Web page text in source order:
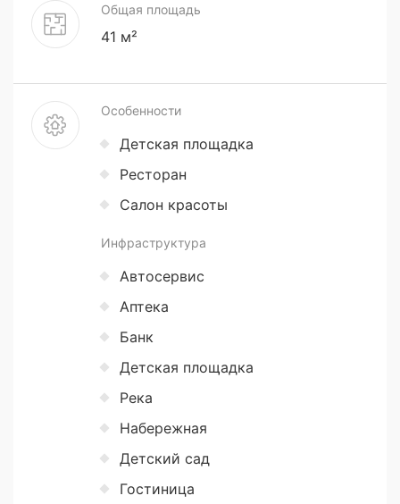
Общая площадь
41 м²
Особенности
Детская площадка
Ресторан
Салон красоты
Инфраструктура
Автосервис
Аптека
Банк
Детская площадка
Река
Набережная
Детский сад
Гостиница